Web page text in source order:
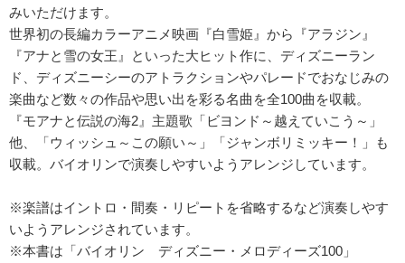
みいただけます。
世界初の長編カラーアニメ映画『白雪姫』から『アラジン』
『アナと雪の女王』といった大ヒット作に、ディズニーラン
ド、ディズニーシーのアトラクションやパレードでおなじみの
楽曲など数々の作品や思い出を彩る名曲を全100曲を収載。
『モアナと伝説の海2』主題歌「ビヨンド～越えていこう～」
他、「ウィッシュ～この願い～」「ジャンボリミッキー！」も
収載。バイオリンで演奏しやすいようアレンジしています。
※楽譜はイントロ・間奏・リピートを省略するなど演奏しやす
いようアレンジされています。
※本書は「バイオリン ディズニー・メロディーズ100」